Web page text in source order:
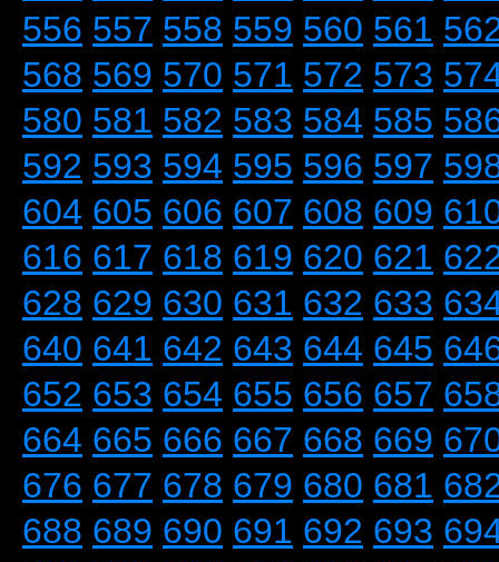
556 557 558 559 560 561
568 569 570 571 572 573
580 581 582 583 584 585
592 593 594 595 596 597
604 605 606 607 608 609
616 617 618 619 620 621
628 629 630 631 632 633
640 641 642 643 644 645
652 653 654 655 656 657
664 665 666 667 668 669
676 677 678 679 680 681
688 689 690 691 692 693